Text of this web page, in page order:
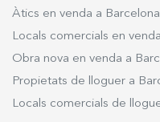
Àtics en venda a
Locals comercials en
Obra nova en venda a
Propietats de lloguer a
Locals comercials de